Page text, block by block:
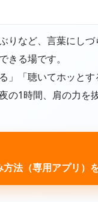
りなど、言葉にしづ
きる場です。
る」「聴いてホッと
の1時間、肩の力を
方法（専用アプリ）